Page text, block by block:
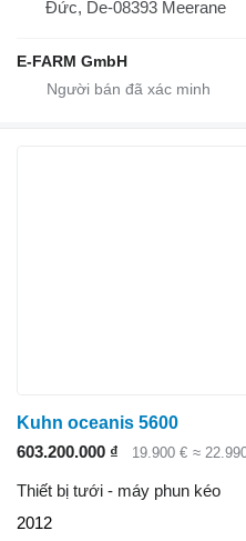
Đức, De-08393 Meerane
E-FARM GmbH
Kuhn oceanis 5600
603.200.000 ₫
19.900 € ≈
Thiết bị tưới - máy phun kéo
2012